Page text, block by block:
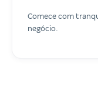
Comece com
negócio.